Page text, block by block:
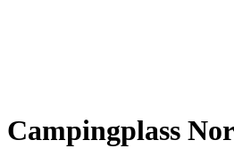
Campingplass